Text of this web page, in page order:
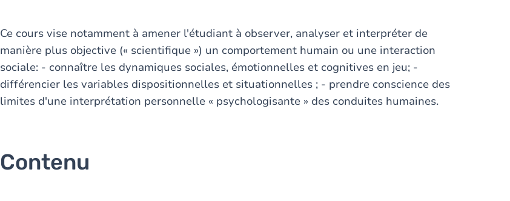
Ce cours vise notamment à amener l'étudiant à observer, analyser et interpréter de
manière plus objective (« scientifique ») un comportement humain ou une interaction
sociale: - connaître les dynamiques sociales, émotionnelles et cognitives en jeu; -
différencier les variables dispositionnelles et situationnelles ; - prendre conscience des
limites d'une interprétation personnelle « psychologisante » des conduites humaines.
Contenu